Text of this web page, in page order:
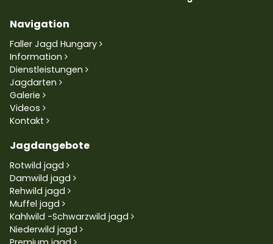
Navigation
Faller Jagd Hungary
Information
Dienstleistungen
Jagdarten
Galerie
Videos
Kontakt
Jagdangebote
Rotwild jagd
Damwild jagd
Rehwild jagd
Muffel jagd
Kahlwild -Schwarzwild jagd
Niederwild jagd